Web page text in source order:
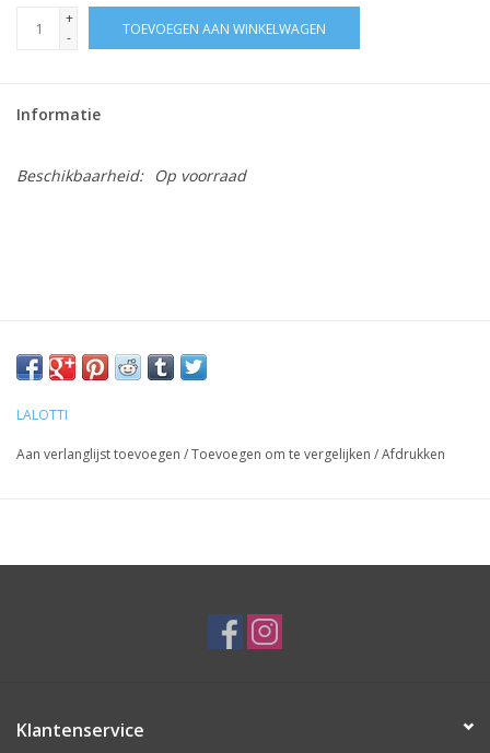
+
-
TOEVOEGEN AAN WINKELWAGEN
Informatie
Beschikbaarheid: Op voorraad
LALOTTI
Aan verlanglijst toevoegen /Toevoegen om te vergelijken /Afdrukken
Klantenservice